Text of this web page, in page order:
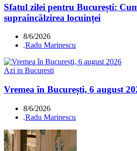
Sfatul zilei pentru București:
supraîncălzirea locuinței
8/6/2026
.Radu Marinescu
Azi in Bucuresti
Vremea în București, 6 august
8/6/2026
.Radu Marinescu